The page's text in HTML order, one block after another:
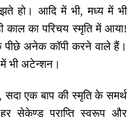
हो। आदि में भी, मध्य में भी
काल का परिचय स्मृति में आया!
अनेक कॉपी करने वाले हैं।
भी अटेन्शन।
सदा एक बाप की स्मृति के समर्थ
सेकेण्ड प्राप्ति स्वरूप और